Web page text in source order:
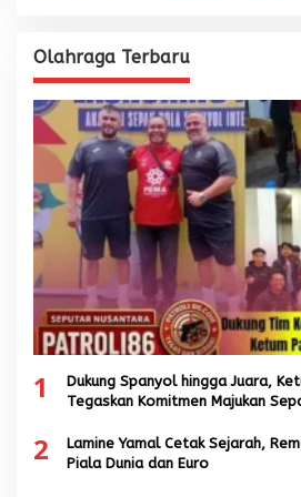
Olahraga Terbaru
1
Dukung Spanyol hingga Juara,
Tegaskan Komitmen Majukan
2
Lamine Yamal Cetak Sejarah,
Piala Dunia dan Euro